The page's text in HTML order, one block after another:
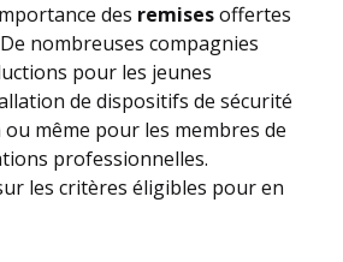
des remisesoffertes
nombreuses compagnies
pour les jeunes
de dispositifs de sécurité
même pour les membres de
professionnelles.
les critères éligibles pour en